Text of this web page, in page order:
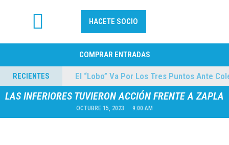
HACETE SOCIO
COMPRAR ENTRADAS
RECIENTES
04/08/2026 El “Lobo” Va Por Los Tres Puntos Ante
LAS INFERIORES TUVIERON ACCIÓN FRENTE A ZAPLA
OCTUBRE 15, 2023 9:00 AM